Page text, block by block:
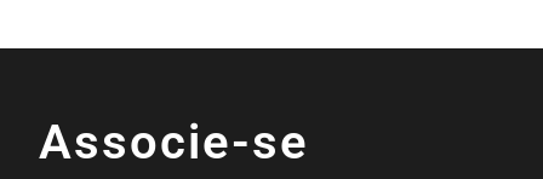
Associe-se